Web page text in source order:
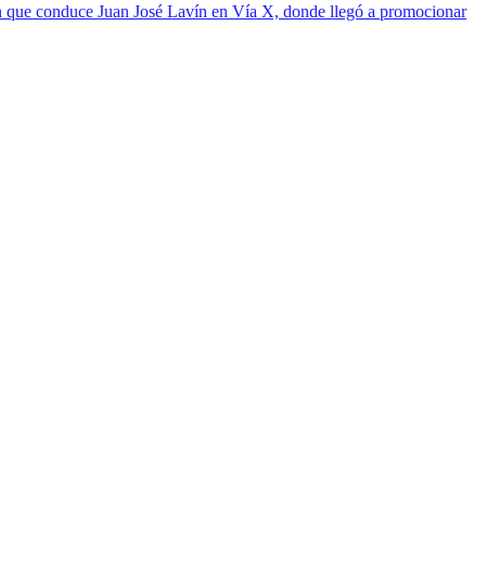
conduce Juan José Lavín en Vía X, donde llegó a promocionar